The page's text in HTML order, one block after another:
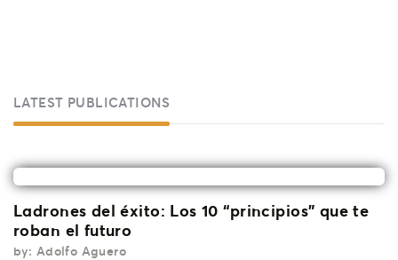
LATEST PUBLICATIONS
Ladrones del éxito: Los 10 “principios” que te
roban el futuro
by: Adolfo Aguero